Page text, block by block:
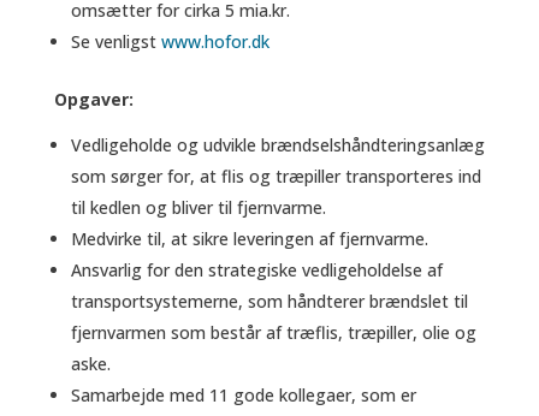
omsætter for cirka 5 mia.kr.
Se venligst www.hofor.dk
Opgaver:
Vedligeholde og udvikle brændselshåndteringsanlæg
som sørger for, at flis og træpiller transporteres ind
til kedlen og bliver til fjernvarme.
Medvirke til, at sikre leveringen af fjernvarme.
Ansvarlig for den strategiske vedligeholdelse af
transportsystemerne, som håndterer brændslet til
fjernvarmen som består af træflis, træpiller, olie og
aske.
Samarbejde med 11 gode kollegaer, som er